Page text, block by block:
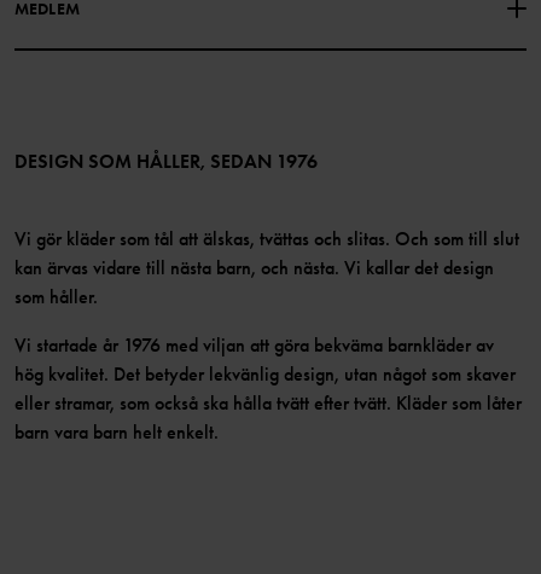
MEDLEM
Bli medlem
DESIGN SOM HÅLLER, SEDAN 1976
Vi gör kläder som tål att älskas, tvättas och slitas. Och som till slut
kan ärvas vidare till nästa barn, och nästa. Vi kallar det design
som håller.
Vi startade år 1976 med viljan att göra bekväma barnkläder av
hög kvalitet. Det betyder lekvänlig design, utan något som skaver
eller stramar, som också ska hålla tvätt efter tvätt. Kläder som låter
barn vara barn helt enkelt.